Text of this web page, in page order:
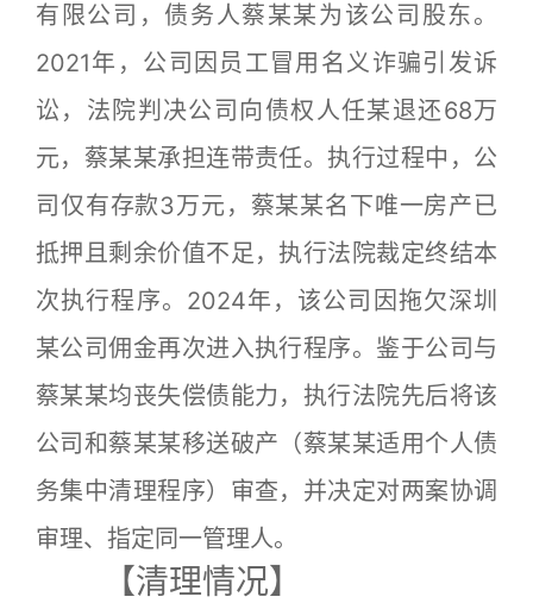
有限公司，债务人蔡某某为该公司股东。
2021年，公司因员工冒用名义诈骗引发诉
讼，法院判决公司向债权人任某退还68万
元，蔡某某承担连带责任。执行过程中，公
司仅有存款3万元，蔡某某名下唯一房产已
抵押且剩余价值不足，执行法院裁定终结本
次执行程序。2024年，该公司因拖欠深圳
某公司佣金再次进入执行程序。鉴于公司与
蔡某某均丧失偿债能力，执行法院先后将该
公司和蔡某某移送破产（蔡某某适用个人债
务集中清理程序）审查，并决定对两案协调
审理、指定同一管理人。
【清理情况】